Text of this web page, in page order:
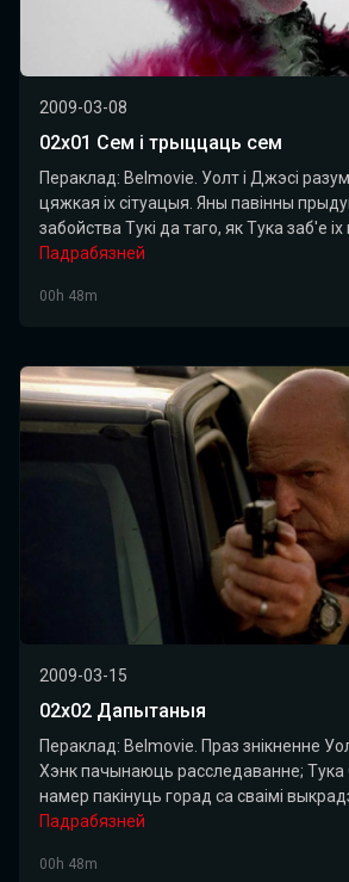
2009-03-08
02x01 Сем і трыццаць сем
Пераклад: Belmovie. Уолт і Джэсі
цяжкая іх сітуацыя. Яны павінны
забойства Тукі да таго, як Тука заб'е
Падрабязней
00h 48m
2009-03-15
02x02 Дапытаныя
Пераклад: Belmovie. Праз знікненне
Хэнк пачынаюць расследаванне;
намер пакінуць горад са сваімі
Падрабязней
00h 48m